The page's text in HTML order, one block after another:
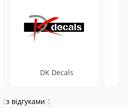
DK Decals
▲
▼з відгуками ▲
▼